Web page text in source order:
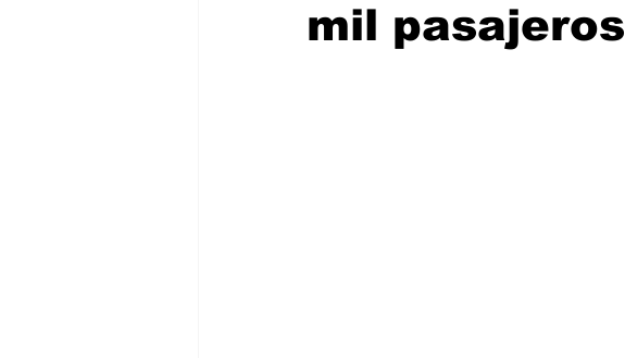
mil pasajeros